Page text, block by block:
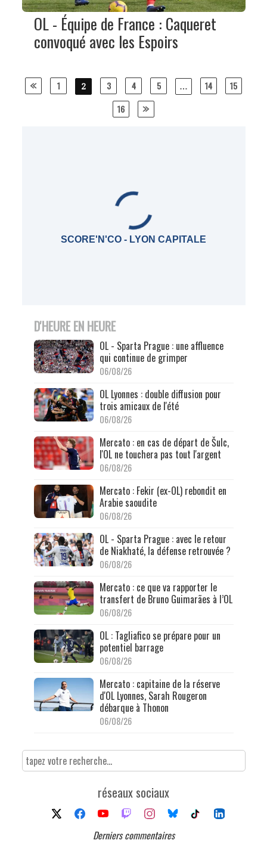
OL - Équipe de France : Caqueret
convoqué avec les Espoirs
Posts 1 2 3 4 5 … 14
15
16
SCORE'N'CO - LYON CAPITALE
D'HEURE EN HEURE
OL - Sparta Prague : une affluence
qui continue de grimper
06/08/26
OL Lyonnes : double diffusion pour
trois amicaux de l'été
06/08/26
Mercato : en cas de départ de Šulc,
l'OL ne touchera pas tout l'argent
06/08/26
Mercato : Fekir (ex-OL) rebondit en
Arabie saoudite
06/08/26
OL - Sparta Prague : avec le retour
de Niakhaté, la défense retrouvée ?
06/08/26
Mercato : ce que va rapporter le
transfert de Bruno Guimarães à l’OL
06/08/26
OL : Tagliafico se prépare pour un
potentiel barrage
06/08/26
Mercato : capitaine de la réserve
d'OL Lyonnes, Sarah Rougeron
débarque à Thonon
06/08/26
réseaux sociaux
Derniers commentaires